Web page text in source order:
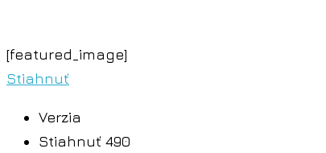
[featured_image]
Stiahnuť
Verzia
Stiahnuť 490